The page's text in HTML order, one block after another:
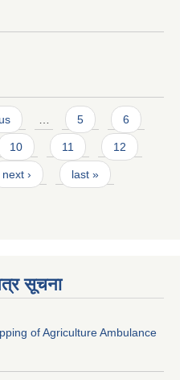
… 5 6
10 11 12
next › last »
सूचना
of Agriculture Ambulance